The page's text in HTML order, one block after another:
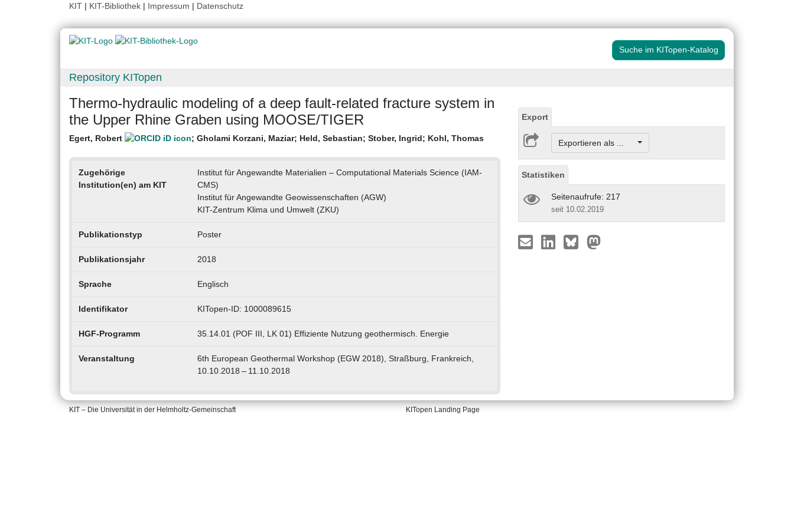
KIT | KIT-Bibliothek | Impressum | Datenschutz
Suche im KITopen-Katalog
Repository KITopen
Thermo-hydraulic modeling of a deep fault-related fracture system in
the Upper Rhine Graben using MOOSE/TIGER
Egert, Robert ; Gholami Korzani, Maziar; Held, Sebastian; Stober, Ingrid; Kohl, Thomas
Zugehörige
Institution(en) am KIT
Institut für Angewandte Materialien – Computational Materials Science (IAM-
CMS)
Institut für Angewandte Geowissenschaften (AGW)
KIT-Zentrum Klima und Umwelt (ZKU)
Publikationstyp Poster
Publikationsjahr 2018
Sprache Englisch
Identifikator KITopen-ID: 1000089615
HGF-Programm 35.14.01 (POF III, LK 01) Effiziente Nutzung geothermisch. Energie
Veranstaltung
6th European Geothermal Workshop (EGW 2018), Straßburg, Frankreich,
10.10.2018 – 11.10.2018
Export
Exportieren als ...
Statistiken
Seitenaufrufe: 217
seit 10.02.2019
KIT – Die Universität in der Helmholtz-Gemeinschaft KITopen Landing Page